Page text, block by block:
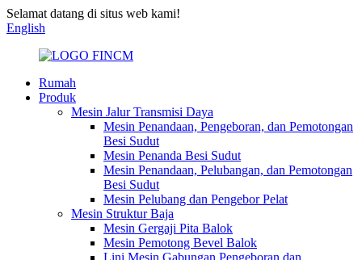
Selamat datang di situs web kami!
English
Rumah
Produk
Mesin Jalur Transmisi Daya
Mesin Penandaan, Pengeboran, dan Pemotongan
Besi Sudut
Mesin Penanda Besi Sudut
Mesin Penandaan, Pelubangan, dan Pemotongan
Besi Sudut
Mesin Pelubang dan Pengebor Pelat
Mesin Struktur Baja
Mesin Gergaji Pita Balok
Mesin Pemotong Bevel Balok
Lini Mesin Gabungan Pengeboran dan